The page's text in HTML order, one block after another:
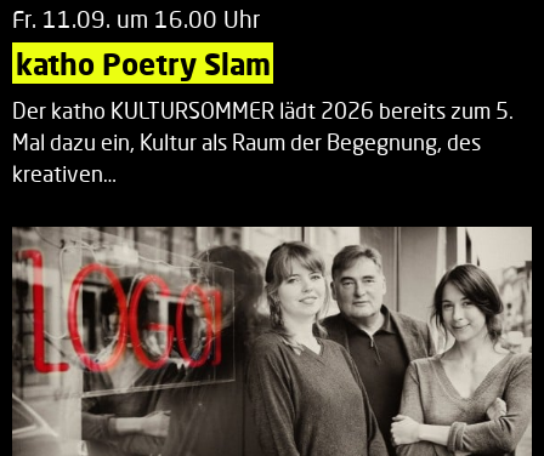
Fr. 11.09. um 16.00 Uhr
katho Poetry Slam
Der katho KULTURSOMMER lädt 2026 bereits zum 5.
Mal dazu ein, Kultur als Raum der Begegnung, des
kreativen…